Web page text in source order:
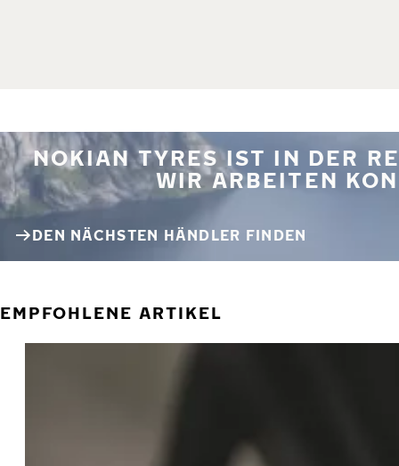
NOKIAN TYRES IST IN DER
WIR ARBEITEN
DEN NÄCHSTEN HÄNDLER FINDEN
EMPFOHLENE ARTIKEL